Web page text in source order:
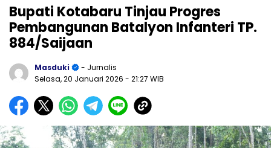
Bupati Kotabaru Tinjau Progres
Pembangunan Batalyon Infanteri TP.
884/Saijaan
Masduki
- Jurnalis
Selasa, 20 Januari 2026 - 21:27 WIB